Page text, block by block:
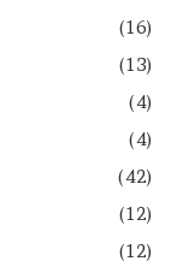
(16)
(13)
(4)
(4)
(42)
(12)
(12)